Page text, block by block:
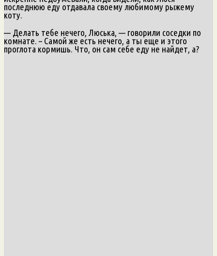
последнюю еду отдавала своему любимому рыжему
коту.
— Делать тебе нечего, Люська, — говорили соседки по
комнате. – Самой же есть нечего, а ты еще и этого
проглота кормишь. Что, он сам себе еду не найдет, а?